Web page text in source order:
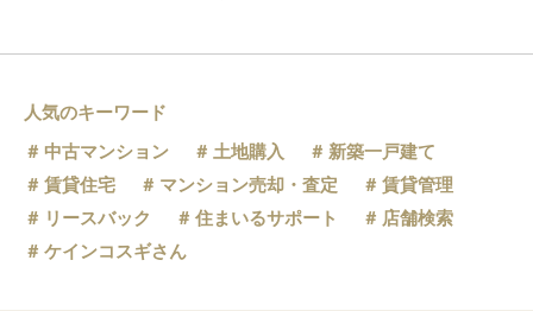
人気のキーワード
中古マンション
土地購入
新築一戸建て
賃貸住宅
マンション売却・査定
賃貸管理
リースバック
住まいるサポート
店舗検索
ケインコスギさん